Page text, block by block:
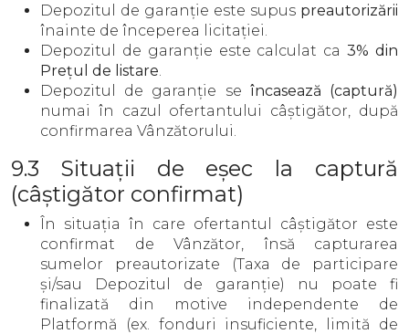
Depozitul de garanție este supus preautorizării
înainte de începerea licitației.
Depozitul de garanție este calculat ca3% din
Prețul de listare
Depozitul de garanție se încasează (captură)
numai în cazul ofertantului câștigător, după
confirmarea Vânzătorului.
9.3 Situații de eșec la captură
(câștigător confirmat)
În situația în care ofertantul câștigător este
confirmat de Vânzător, însă capturarea
sumelor preautorizate (Taxa de participare
și/sau Depozitul de garanție) nu poate fi
finalizată din motive independente de
Platformă (ex. fonduri insuficiente, limită de